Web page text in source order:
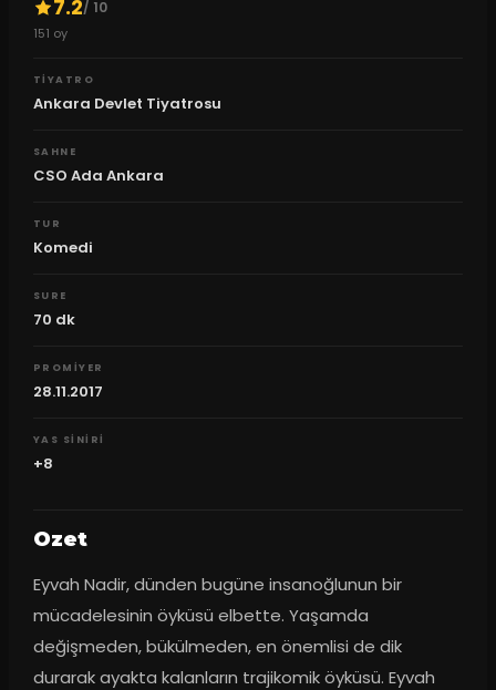
7.2/ 10
151 oy
TIYATRO
Ankara Devlet Tiyatrosu
SAHNE
CSO Ada Ankara
TUR
Komedi
SURE
70 dk
PROMIYER
28.11.2017
YAS SINIRI
+8
Ozet
Eyvah Nadir, dünden bugüne insanoğlunun bir
mücadelesinin öyküsü elbette. Yaşamda
değişmeden, bükülmeden, en önemlisi de dik
durarak ayakta kalanların trajikomik öyküsü. Eyvah